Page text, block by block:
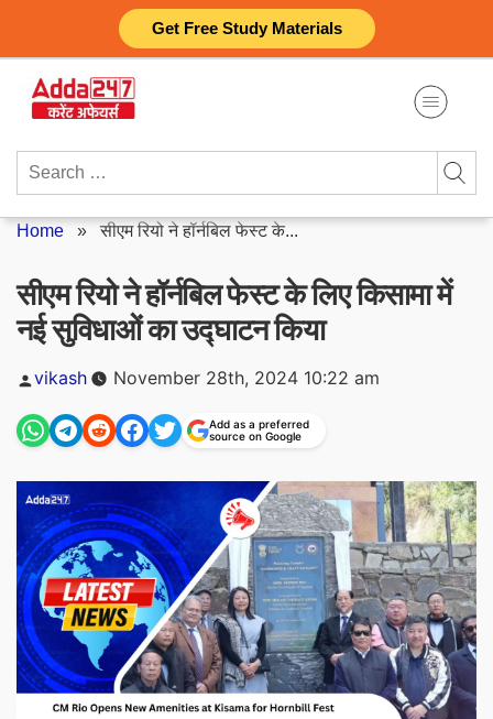
Get Free Study Materials
content
Search
Home »सीएम रियो ने हॉर्नबिल फेस्ट के...
सीएम रियो ने हॉर्नबिल फेस्ट के लिए किसामा में
नई सुविधाओं का उद्घाटन किया
Posted
vikash November 28th, 2024 10:22 am
Add as a preferred
source on Google